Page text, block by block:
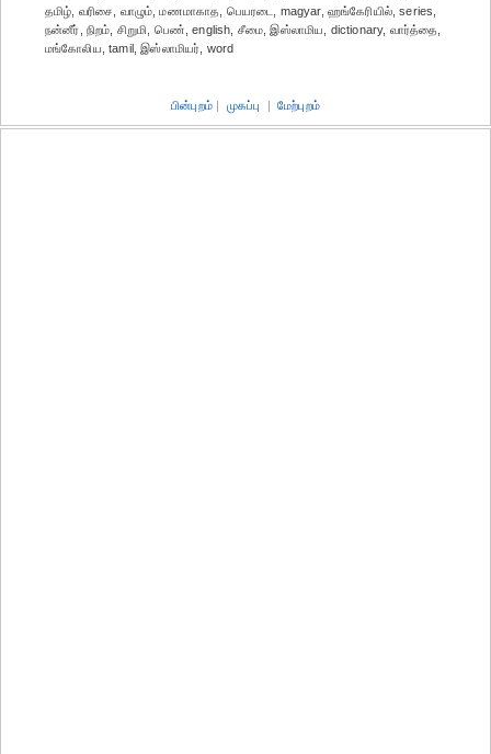
தமிழ், வரிசை, வாழும், மணமாகாத, பெயரடை, magyar, ஹங்கேரியில், series,
நன்னீர், நிறம், சிறுமி, பெண், english, சீமை, இஸ்லாமிய, dictionary, வார்த்தை,
மங்கோலிய, tamil, இஸ்லாமியர், word
பின்புறம் | முகப்பு | மேற்புறம்